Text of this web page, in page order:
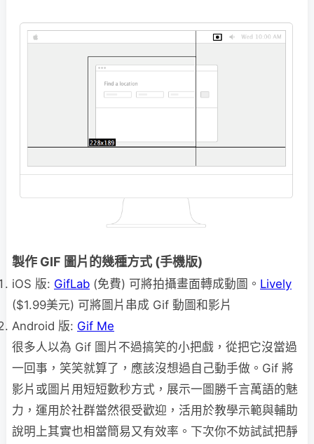
製作 GIF 圖片的幾種方式 (手機版)
iOS 版: GifLab (免費) 可將拍攝畫面轉成動圖。 Lively
($1.99美元) 可將圖片串成 Gif 動圖和影片
Android 版: Gif Me
很多人以為 Gif 圖片不過搞笑的小把戲，從把它沒當過
一回事，笑笑就算了，應該沒想過自己動手做。Gif 將
影片或圖片用短短數秒方式，展示一圖勝千言萬語的魅
力，運用於社群當然很受歡迎，活用於教學示範與輔助
說明上其實也相當簡易又有效率。下次你不妨試試把靜